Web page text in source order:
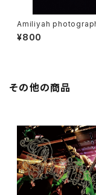
Amiliyah
～No.2
¥800
その他の商品